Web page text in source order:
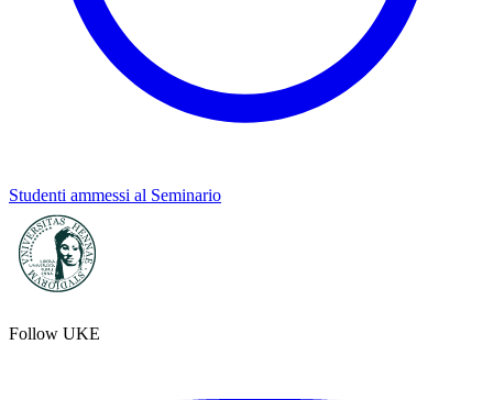
Studenti ammessi al Seminario
Follow UKE